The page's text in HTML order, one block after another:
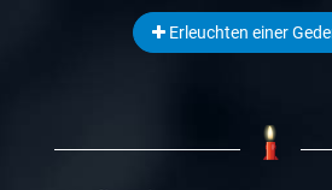
Erleuchten einer